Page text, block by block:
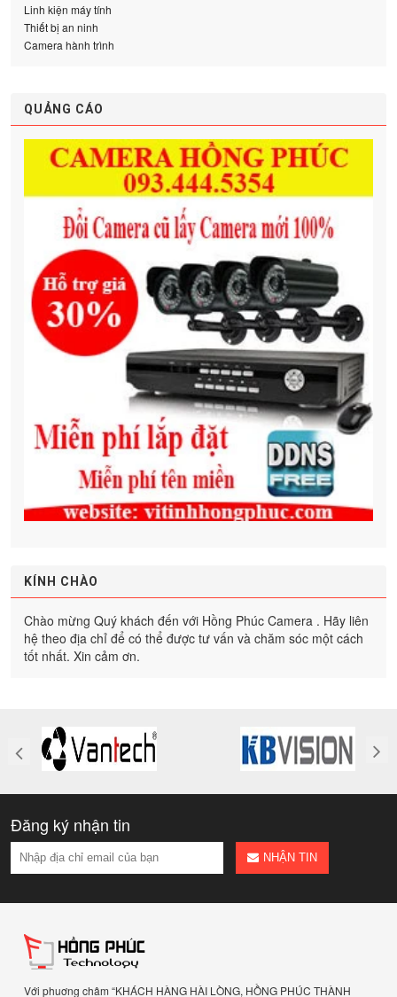
Linh kiện máy tính
Thiết bị an ninh
Camera hành trình
QUẢNG CÁO
KÍNH CHÀO
Chào mừng Quý khách đến với Hồng Phúc Camera . Hãy liên
hệ theo địa chỉ để có thể được tư vấn và chăm sóc một cách
tốt nhất. Xin cảm ơn.
Đăng ký nhận tin
NHẬN TIN
Với phuơng châm “KHÁCH HÀNG HÀI LÒNG, HỒNG PHÚC THÀNH